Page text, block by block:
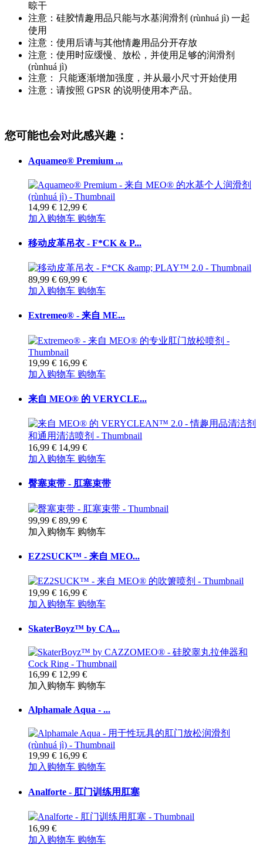
晾干
注意：硅胶情趣用品只能与水基润滑剂 (rùnhuá jì) 一起
使用
注意：使用后请与其他情趣用品分开存放
注意：使用时应缓慢、放松，并使用足够的润滑剂
(rùnhuá jì)
注意： 只能逐渐增加强度，并从最小尺寸开始使用
注意：请按照 GPSR 的说明使用本产品。
您可能也会对此感兴趣：
Aquameo® Premium ...
14,99 € 12,99 €
加入购物车 购物车
移动皮革吊衣 - F*CK & P...
89,99 € 69,99 €
加入购物车 购物车
Extremeo® - 来自 ME...
19,99 € 16,99 €
加入购物车 购物车
来自 MEO® 的 VERYCLE...
16,99 € 14,99 €
加入购物车 购物车
臀塞束带 - 肛塞束带
99,99 € 89,99 €
加入购物车 购物车
EZ2SUCK™ - 来自 MEO...
19,99 € 16,99 €
加入购物车 购物车
SkaterBoyz™ by CA...
16,99 € 12,99 €
加入购物车 购物车
Alphamale Aqua - ...
19,99 € 16,99 €
加入购物车 购物车
Analforte - 肛门训练用肛塞
16,99 €
加入购物车 购物车